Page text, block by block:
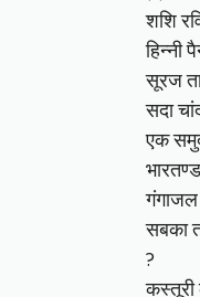
शशि
हिन्नी
सूरज
सदा
एक
गंगाजल
सबका
?